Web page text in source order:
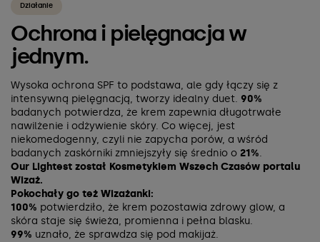
Działanie
Ochrona i pielęgnacja w
jednym.
Wysoka ochrona SPF to podstawa, ale gdy łączy się z
intensywną pielęgnacją, tworzy idealny duet. 90%
badanych potwierdza, że krem zapewnia długotrwałe
nawilżenie i odżywienie skóry. Co więcej, jest
niekomedogenny, czyli nie zapycha porów, a wśród
badanych zaskórniki zmniejszyły się średnio o 21%.
Our Lightest został Kosmetykiem Wszech Czasów portalu
Wizaż.
Pokochały go też Wizażanki:
100% potwierdziło, że krem pozostawia zdrowy glow, a
skóra staje się świeża, promienna i pełna blasku.
99% uznało, że sprawdza się pod makijaż.